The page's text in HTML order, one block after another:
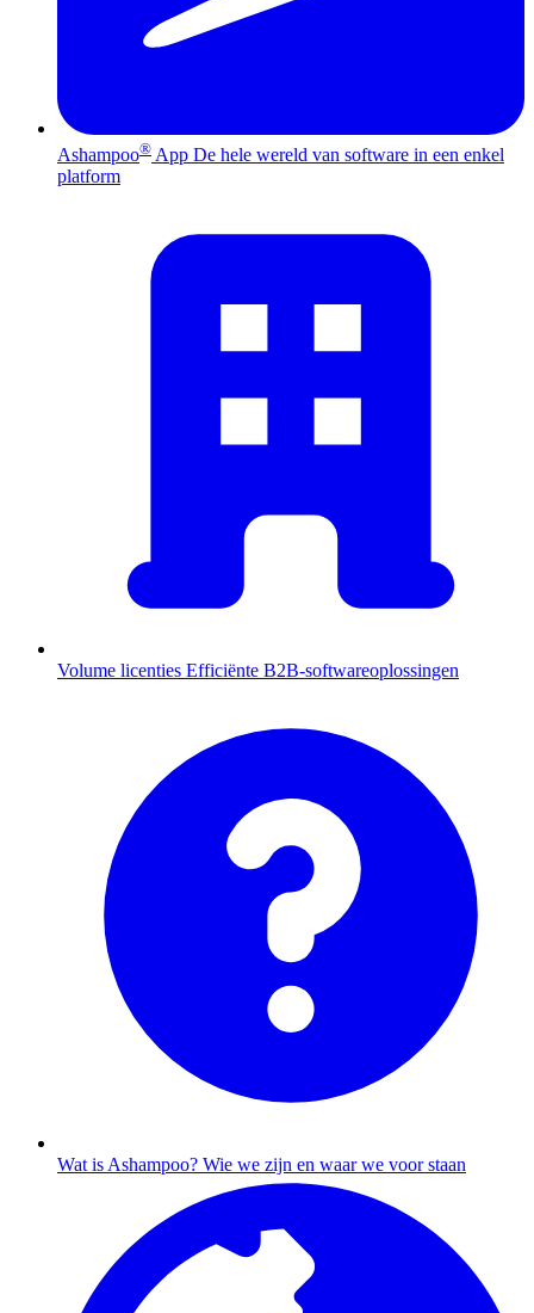
Ashampoo® App De hele wereld van software in een enkel
platform
Volume licenties Efficiënte B2B-softwareoplossingen
Wat is Ashampoo? Wie we zijn en waar we voor staan